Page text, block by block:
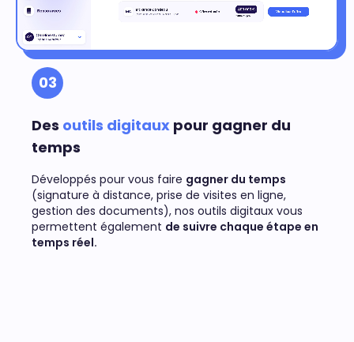
03
Des outils digitaux pour gagner du
temps
Développés pour vous faire gagner du temps
(signature à distance, prise de visites en ligne,
gestion des documents), nos outils digitaux vous
permettent également de suivre chaque étape en
temps réel.